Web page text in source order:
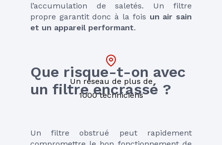
l’accumulation de saletés. Un filtre
propre garantit donc à la fois un air sain
et un appareil performant.
Que risque-t-on avec
un filtre encrassé ?
Un filtre obstrué peut rapidement
Un réseau de plus de
1000 techniciens